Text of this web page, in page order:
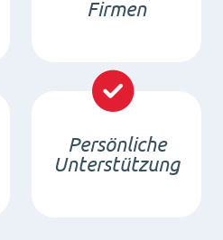
Firmen
Persönliche
Unterstützung